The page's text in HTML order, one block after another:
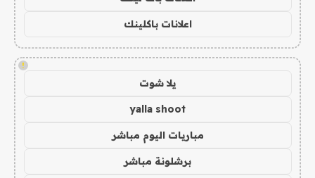
اعلانات باكلينك
!
يلا شوت
yalla shoot
مباريات اليوم مباشر
برشلونة مباشر